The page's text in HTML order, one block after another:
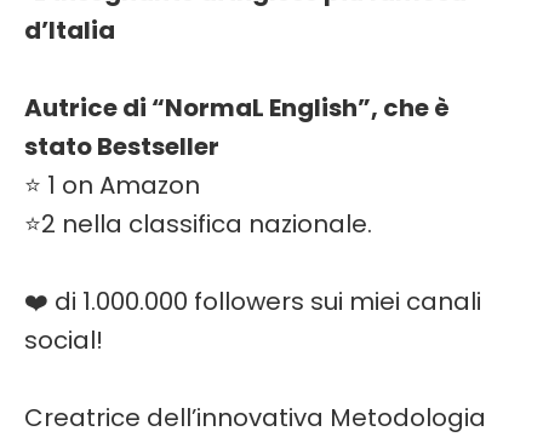
d’Italia
Autrice di “NormaL English”, che è
stato Bestseller
⭐ 1 on Amazon
⭐2 nella classifica nazionale.
❤️ di 1.000.000 followers sui miei canali
social!
Creatrice dell’innovativa Metodologia